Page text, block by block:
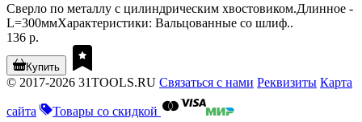
Сверло по металлу с цилиндрическим хвостовиком.Длинное -
L=300ммХарактеристики: Вальцованные со шлиф..
136 р.
Купить
© 2017-2026 31TOOLS.RU Связаться с нами Реквизиты Карта
сайта Товары со скидкой